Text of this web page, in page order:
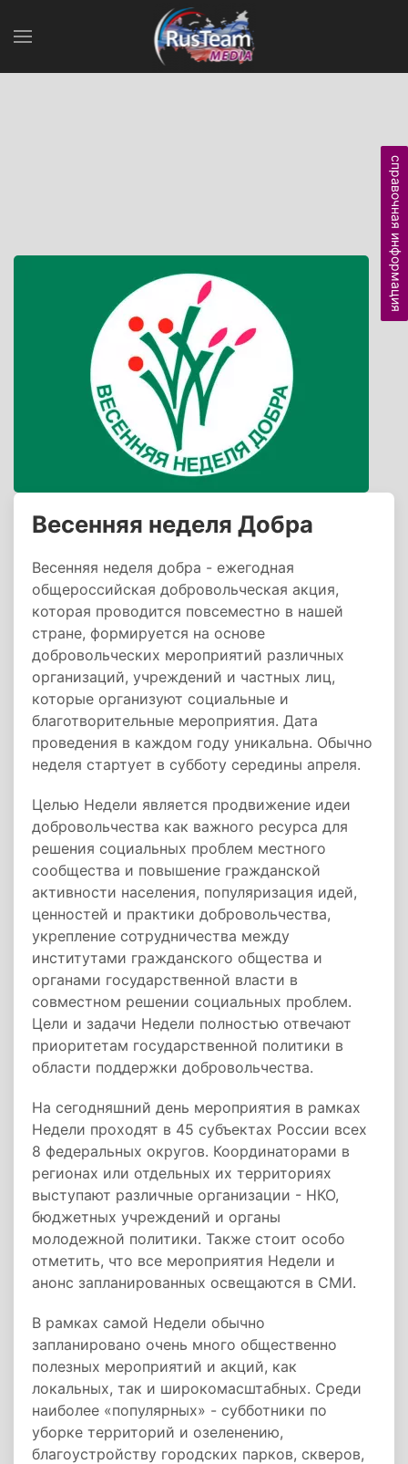
Весенняя неделя Добра
Весенняя неделя добра - ежегодная
общероссийская добровольческая акция,
которая проводится повсеместно в нашей
стране, формируется на основе
добровольческих мероприятий различных
организаций, учреждений и частных лиц,
которые организуют социальные и
благотворительные мероприятия. Дата
проведения в каждом году уникальна. Обычно
неделя стартует в субботу середины апреля.
Целью Недели является продвижение идеи
добровольчества как важного ресурса для
решения социальных проблем местного
сообщества и повышение гражданской
активности населения, популяризация идей,
ценностей и практики добровольчества,
укрепление сотрудничества между
институтами гражданского общества и
органами государственной власти в
совместном решении социальных проблем.
Цели и задачи Недели полностью отвечают
приоритетам государственной политики в
области поддержки добровольчества.
На сегодняшний день мероприятия в рамках
Недели проходят в 45 субъектах России всех
8 федеральных округов. Координаторами в
регионах или отдельных их территориях
выступают различные организации - НКО,
бюджетных учреждений и органы
молодежной политики. Также стоит особо
отметить, что все мероприятия Недели и
анонс запланированных освещаются в СМИ.
В рамках самой Недели обычно
запланировано очень много общественно
полезных мероприятий и акций, как
локальных, так и широкомасштабных. Среди
наиболее «популярных» - субботники по
уборке территорий и озеленению,
благоустройству городских парков, скверов,
справочная информация